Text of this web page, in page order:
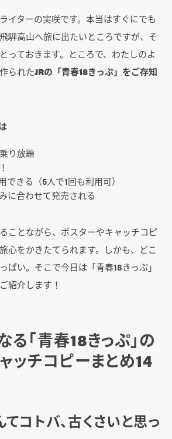
イターの実咲です。本当はすぐにでも
騨高山へ旅に出たいところですが、そ
っておきます。ところで、わたしのよ
られたJRの「青春18きっぷ」をご存知
り放題
できる（5人で1回も利用可）
に合わせて発売される
ことながら、ポスターやキャッチコピ
心をかきたてられます。しかも、どこ
ぱい。そこで今日は「青春18きっぷ」
紹介します！
る「青春18きっぷ」の
ッチコピーまとめ14
てコトバ、古くさいと思っ